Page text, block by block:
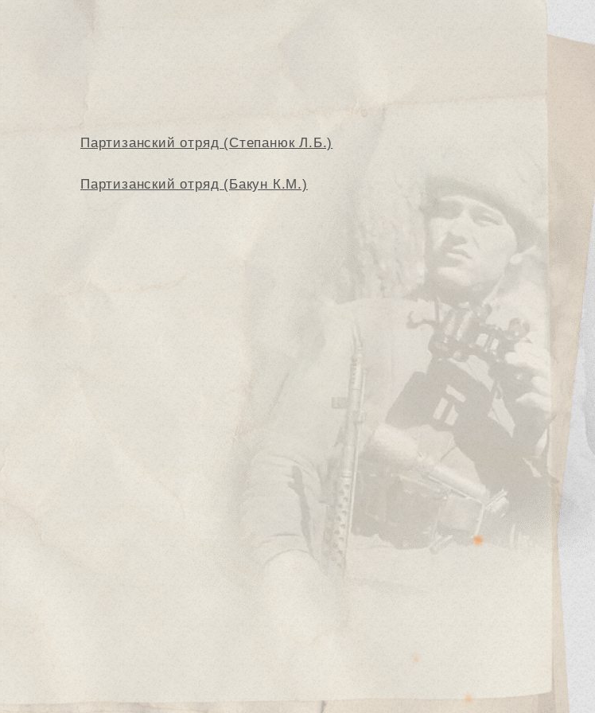
Партизанский отряд (Степанюк Л.Б.)
Партизанский отряд (Бакун К.М.)